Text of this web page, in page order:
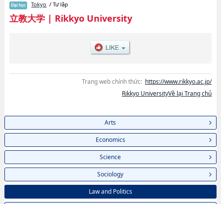
thiết dành cho du học sinh, như là về các Ngành ArtshoặcNgành
EconomicshoặcNgành SciencehoặcNgành SociologyhoặcNgành Law and
PoliticshoặcNgành TourismhoặcNgành Community and Human
BusinesshoặcNgành Intercultural CommunicationhoặcNgành Global
Liberal Arts Program (GLAP)hoặcNgành PEACE Program（College of Law
Studies, thông tin về từng ngành học, thông tin liên quan đến thi tuyển như
số lượng tuyển sinh, số lượng trúng tuyển, cở sở trang thiết bị, hướng dẫn
Tokyo / Tư lập
立教大学| Rikkyo University
Trang web chính thức: https://www.rikkyo.ac.jp/
Rikkyo UniversityVề lại Trang chủ
Arts
Economics
Science
Sociology
Law and Politics